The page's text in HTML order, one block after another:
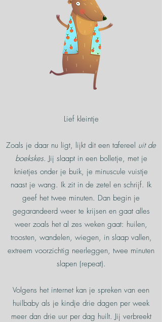
Lief kleintje
Zoals je daar nu ligt, lijkt dit een tafereel uit de
boekskes. Jij slaapt in een bolletje, met je
knietjes onder je buik, je minuscule vuistje
naast je wang. Ik zit in de zetel en schrijf. Ik
geef het twee minuten. Dan begin je
gegarandeerd weer te krijsen en gaat alles
weer zoals het al zes weken gaat: huilen,
troosten, wandelen, wiegen, in slaap vallen,
extreem voorzichtig neerleggen, twee minuten
slapen (repeat).
Volgens het internet kan je spreken van een
huilbaby als je kindje drie dagen per week
meer dan drie uur per dag huilt. Jij verbreekt